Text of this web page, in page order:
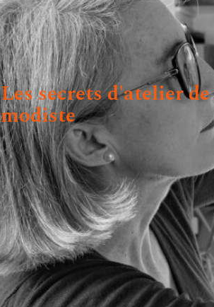
Les secrets d'atelier
modiste